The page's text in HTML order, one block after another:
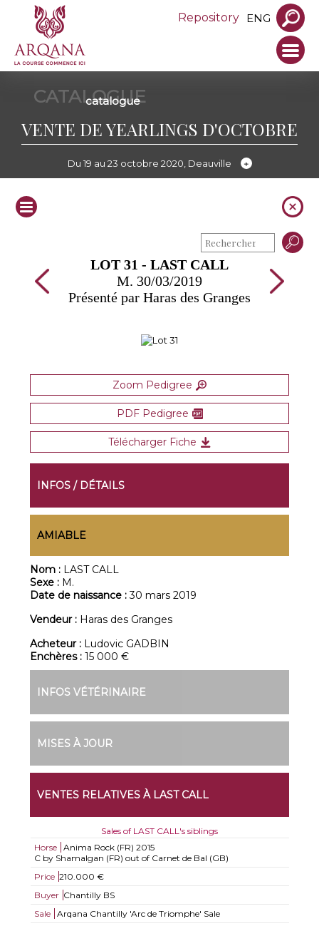
Repository ENG
CATALOGUE
catalogue
VENTE DE YEARLINGS D'OCTOBRE
Du 19 au 23 octobre 2020, Deauville
LOT 31 - LAST CALL
M. 30/03/2019
Présenté par Haras des Granges
Zoom Pedigree
PDF Pedigree
Télécharger Fiche
INFOS / DÉTAILS
AMIABLE
Nom : LAST CALL
Sexe : M.
Date de naissance :30 mars 2019
Vendeur : Haras des Granges
Acheteur : Ludovic GADBIN
Enchères :15 000 €
INFOS VÉTÉRINAIRE
MISES À JOUR
VENTES RELATIVES À LAST CALL
Sales of LAST CALL's siblings
Horse
Anima Rock (FR) 2015
C by Shamalgan (FR) out of Carnet de Bal (GB)
Price 210.000 €
Buyer Chantilly BS
Sale
Arqana Chantilly 'Arc de Triomphe' Sale